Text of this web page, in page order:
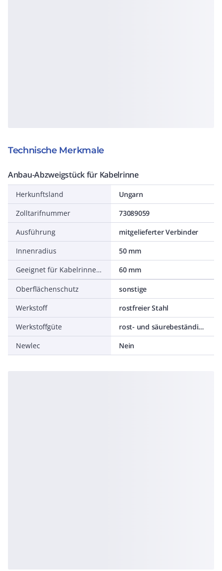
Technische Merkmale
Anbau-Abzweigstück für Kabelrinne
Herkunftsland
Ungarn
Zolltarifnummer
73089059
Ausführung
mitgelieferter Verbinder
Innenradius
50 mm
Geeignet für Kabelrinnenhöhe
60 mm
Oberflächenschutz
sonstige
Werkstoff
rostfreier Stahl
Werkstoffgüte
rost- und säurebeständiger Stahl
Newlec
Nein